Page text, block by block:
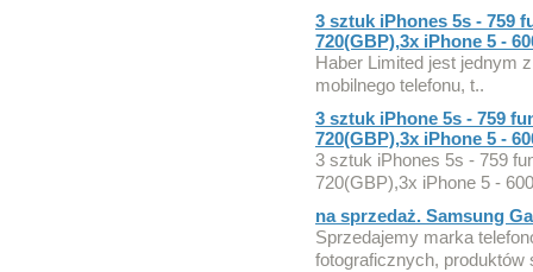
3 sztuk iPhones 5s - 759
720(GBP),3x iPhone 5 -
Haber Limited jest jednym
mobilnego telefonu, t..
3 sztuk iPhone 5s - 759
720(GBP),3x iPhone 5 -
3 sztuk iPhones 5s - 759
720(GBP),3x iPhone 5 -
na sprzedaż. Samsung
Sprzedajemy marka
fotograficznych, produktów